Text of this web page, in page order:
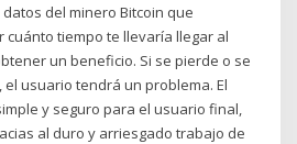
del minero Bitcoin que
tiempo te llevaría llegar al
un beneficio. Si se pierde o se
usuario tendrá un problema. El
y seguro para el usuario final,
al duro y arriesgado trabajo de